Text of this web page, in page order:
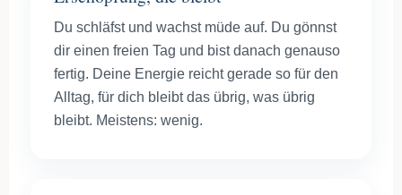
Du schläfst und wachst müde auf. Du gönnst
dir einen freien Tag und bist danach genauso
fertig. Deine Energie reicht gerade so für den
Alltag, für dich bleibt das übrig, was übrig
bleibt. Meistens: wenig.